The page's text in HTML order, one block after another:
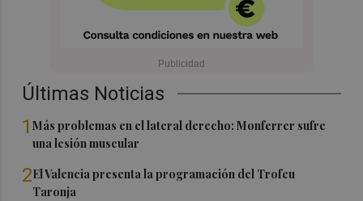
Últimas Noticias
1Más problemas en el lateral derecho: Monferrer sufre
una lesión muscular
2El Valencia presenta la programación del Trofeu
Taronja